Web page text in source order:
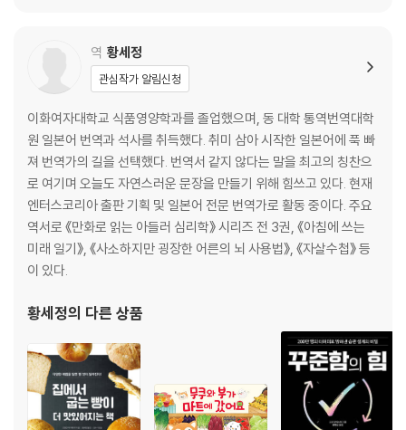
역 황세정
관심작가 알림신청
이화여자대학교 식품영양학과를 졸업했으며, 동 대학 통역번역대학
원 일본어 번역과 석사를 취득했다. 취미 삼아 시작한 일본어에 푹 빠
져 번역가의 길을 선택했다. 번역서 같지 않다는 말을 최고의 칭찬으
로 여기며 오늘도 자연스러운 문장을 만들기 위해 힘쓰고 있다. 현재
엔터스코리아 출판 기획 및 일본어 전문 번역가로 활동 중이다. 주요
역서로 《만화로 읽는 아들러 심리학》 시리즈 전 3권, 《아침에 쓰는
미래 일기》, 《사소하지만 굉장한 어른의 뇌 사용법》, 《자살수첩》 등
이 있다.
황세정의 다른 상품